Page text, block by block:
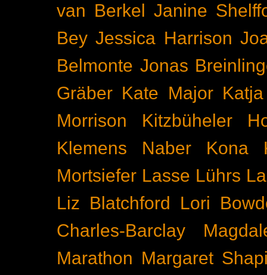
van Berkel
Janine
Bey Jessica Harrison
Belmonte Jonas
Gräber Kate Major
Morrison
Kitzbüheler
Klemens Naber
Kona
Mortsiefer Lasse Lührs
Liz Blatchford
Lori
Charles-Barclay
Marathon Margaret